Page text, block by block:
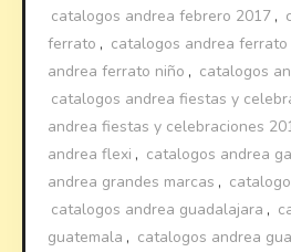
catalogos andrea febrero 2017 ,
ferrato , catalogos andrea
andrea ferrato niño , catalogos
catalogos andrea fiestas y
andrea fiestas y celebraciones
andrea flexi , catalogos andrea
andrea grandes marcas ,
catalogos andrea guadalajara ,
guatemala , catalogos andrea